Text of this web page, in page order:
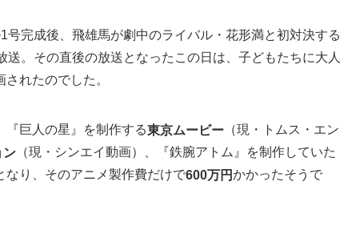
号完成後、飛雄馬が劇中のライバル・花形満と初対決する
送。その直後の放送となったこの日は、子どもたちに大人
れたのでした。
『巨人の星』を制作する東京ムービー （現・トムス・エン
ン （現・シンエイ動画）、『鉄腕アトム』を制作していた
なり、そのアニメ製作費だけで600万円かかったそうで